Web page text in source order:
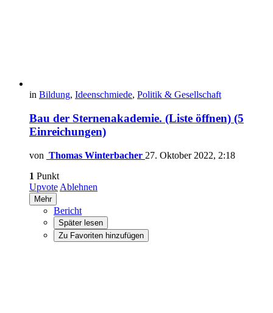
in Bildung, Ideenschmiede, Politik & Gesellschaft
Bau der Sternenakademie. (Liste öffnen) (5
Einreichungen)
von Thomas Winterbacher 27. Oktober 2022, 2:18
1 Punkt
Upvote Ablehnen
Mehr
Bericht
Später lesen
Zu Favoriten hinzufügen